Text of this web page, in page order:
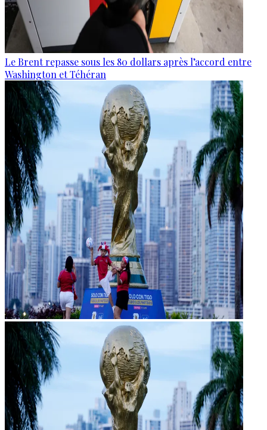
Le Brent repasse sous les 80 dollars après l’accord entre
Washington et Téhéran